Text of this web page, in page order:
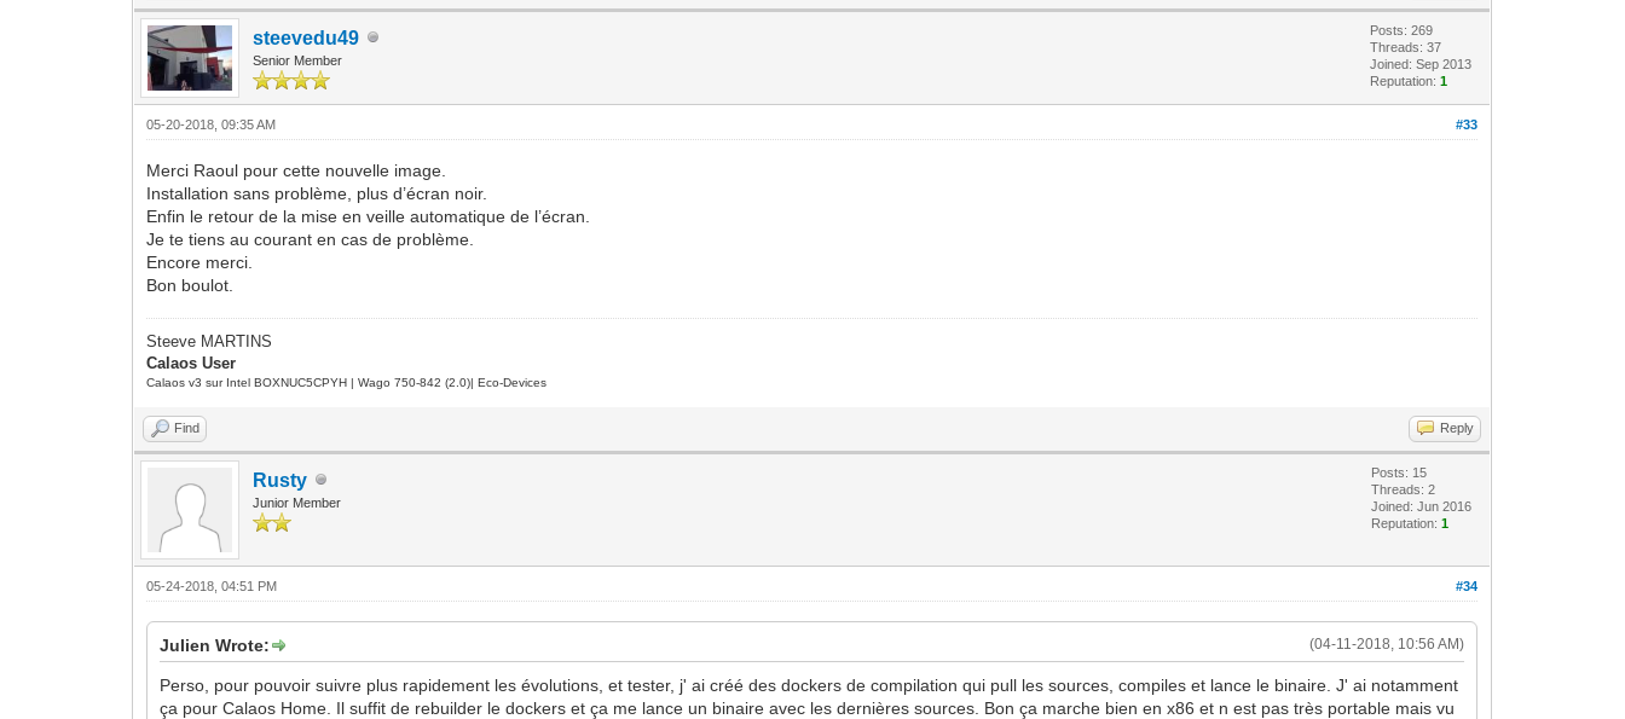
steevedu49
Senior Member
Posts: 269
Threads: 37
Joined: Sep 2013
Reputation:1
#33
05-20-2018, 09:35 AM
Merci Raoul pour cette nouvelle image.
Installation sans problème, plus d’écran noir.
Enfin le retour de la mise en veille automatique de l’écran.
Je te tiens au courant en cas de problème.
Encore merci.
Bon boulot.
Steeve MARTINS
Calaos User
Calaos v3 sur Intel BOXNUC5CPYH | Wago 750-842 (2.0)| Eco-Devices
Find Reply
Rusty
Junior Member
Posts: 15
Threads: 2
Joined: Jun 2016
Reputation:1
#34
05-24-2018, 04:51 PM
(04-11-2018, 10:56 AM)
Julien Wrote:
Perso, pour pouvoir suivre plus rapidement les évolutions, et tester, j' ai créé des dockers de compilation qui pull les sources, compiles et lance le binaire. J' ai notamment
ça pour Calaos Home. Il suffit de rebuilder le dockers et ça me lance un binaire avec les dernières sources. Bon ça marche bien en x86 et n est pas très portable mais vu